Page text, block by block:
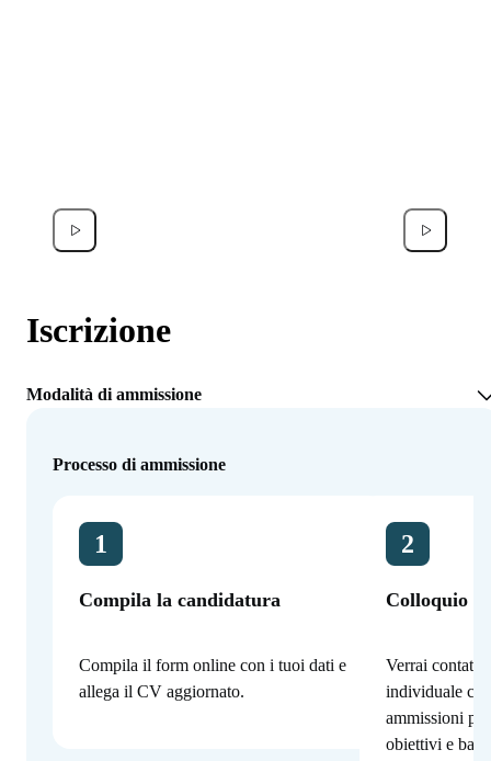
Iscrizione
Modalità di ammissione
Processo di ammissione
1
Compila la candidatura
Compila il form online con i tuoi dati e
allega il CV aggiornato.
2
Colloquio
Verrai
individuale
ammissioni
obiettivi e